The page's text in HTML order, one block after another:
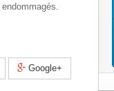
endommagés.
Google+